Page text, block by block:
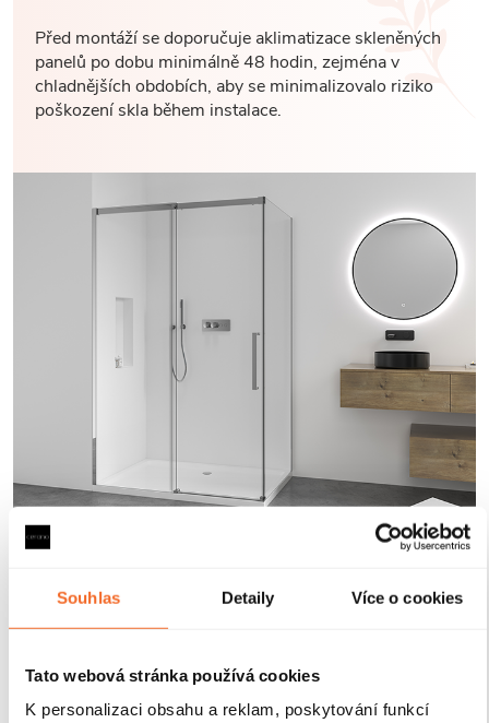
Souhlas Detaily Více o cookies
Tato webová stránka používá cookies
K personalizaci obsahu a reklam, poskytování funkcí
Před montáží se doporučuje aklimatizace skleněných
panelů po dobu minimálně 48 hodin, zejména v
chladnějších obdobích, aby se minimalizovalo riziko
poškození skla během instalace.
Zavírání pomocí magnetických lišt
otevírání. Lišty jsou umístěny na hraně dveří a rámu
nebo mezi dvěma skleněnými křídly, kde magnety